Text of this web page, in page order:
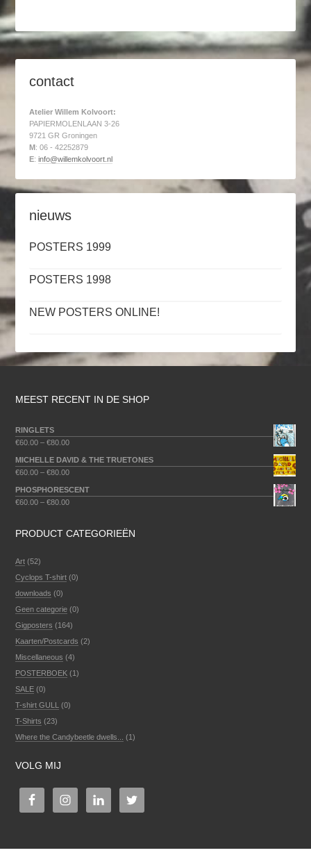
contact
Atelier Willem Kolvoort:
PAPIERMOLENLAAN 3-26
9721 GR Groningen
M : 06 - 42252879
E:info@willemkolvoort.nl
nieuws
POSTERS 1999
POSTERS 1998
NEW POSTERS ONLINE!
MEEST RECENT IN DE SHOP
RINGLETS
€60.00 –€80.00
MICHELLE DAVID & THE TRUETONES
€60.00 –€80.00
PHOSPHORESCENT
€60.00 –€80.00
PRODUCT CATEGORIEËN
Art (52)
Cyclops T-shirt (0)
downloads (0)
Geen categorie (0)
Gigposters (164)
Kaarten/Postcards (2)
Miscellaneous (4)
POSTERBOEK (1)
SALE (0)
T-shirt GULL (0)
T-Shirts (23)
Where the Candybeetle dwells... (1)
VOLG MIJ